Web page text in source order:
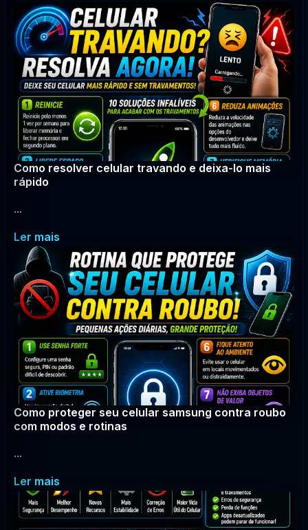
Como resolver celular travando e deixa-lo mais
rápido
...
Ler mais
Como proteger seu celular samsung contra roubo
com modos e rotinas
...
Ler mais